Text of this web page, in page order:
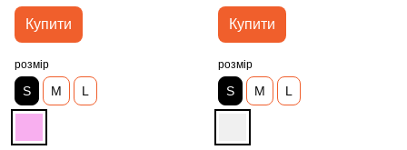
Купити
розмір
S M L
Купити
розмір
S M L